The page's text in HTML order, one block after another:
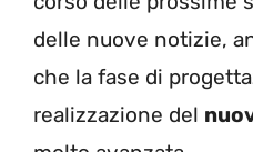
delle nuove notizie,
che la fase di
realizzazione del